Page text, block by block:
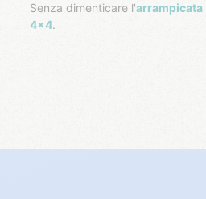
Senza dimenticare l'arrampicata
4x4.